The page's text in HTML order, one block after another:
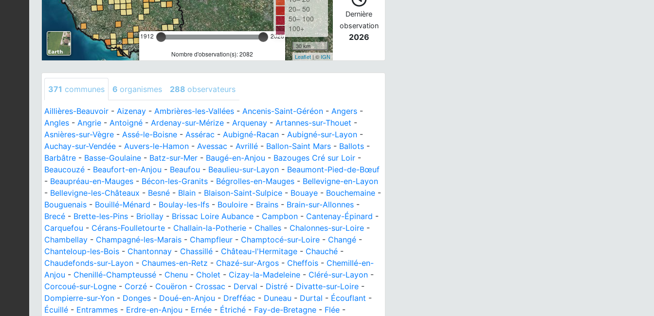
1912 2026
Nombre d'observation(s): 2082
20– 50
50– 100
100+
30 km
Leaflet| © IGN
Dernière
observation
2026
371 communes 6 organismes 288 observateurs
Aillières-Beauvoir - Aizenay - Ambrières-les-Vallées - Ancenis-Saint-Géréon - Angers -
Angles - Angrie - Antoigné - Ardenay-sur-Mérize - Arquenay - Artannes-sur-Thouet -
Asnières-sur-Vègre - Assé-le-Boisne - Assérac - Aubigné-Racan - Aubigné-sur-Layon -
Auchay-sur-Vendée - Auvers-le-Hamon - Avessac - Avrillé - Ballon-Saint Mars - Ballots -
Barbâtre - Basse-Goulaine - Batz-sur-Mer - Baugé-en-Anjou - Bazouges Cré sur Loir -
Beaucouzé - Beaufort-en-Anjou - Beaufou - Beaulieu-sur-Layon - Beaumont-Pied-de-Bœuf
- Beaupréau-en-Mauges - Bécon-les-Granits - Bégrolles-en-Mauges - Bellevigne-en-Layon
- Bellevigne-les-Châteaux - Besné - Blain - Blaison-Saint-Sulpice - Bouaye - Bouchemaine -
Bouguenais - Bouillé-Ménard - Boulay-les-Ifs - Bouloire - Brains - Brain-sur-Allonnes -
Brecé - Brette-les-Pins - Briollay - Brissac Loire Aubance - Campbon - Cantenay-Épinard -
Carquefou - Cérans-Foulletourte - Challain-la-Potherie - Challes - Chalonnes-sur-Loire -
Chambellay - Champagné-les-Marais - Champfleur - Champtocé-sur-Loire - Changé -
Chanteloup-les-Bois - Chantonnay - Chassillé - Château-l'Hermitage - Chauché -
Chaudefonds-sur-Layon - Chaumes-en-Retz - Chazé-sur-Argos - Cheffois - Chemillé-en-
Anjou - Chenillé-Champteussé - Chenu - Cholet - Cizay-la-Madeleine - Cléré-sur-Layon -
Corcoué-sur-Logne - Corzé - Couëron - Crossac - Derval - Distré - Divatte-sur-Loire -
Dompierre-sur-Yon - Donges - Doué-en-Anjou - Drefféac - Duneau - Durtal - Écouflant -
Écuillé - Entrammes - Erdre-en-Anjou - Ernée - Étriché - Fay-de-Bretagne - Flée -